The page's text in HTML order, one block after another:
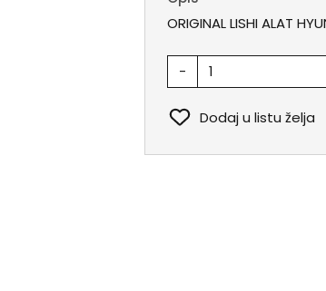
ORIGINAL LISHI ALAT
-
Dodaj u listu želja